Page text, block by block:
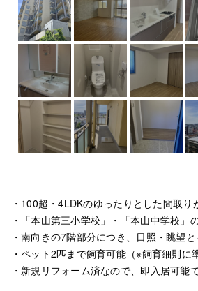
・100超・4LDKのゆったりとした間取り
・「本山第三小学校」・「本山中学校」
・南向きの7階部分につき、日照・眺望と
・ペット2匹まで飼育可能（※飼育細則に
・新規リフォーム済なので、即入居可能